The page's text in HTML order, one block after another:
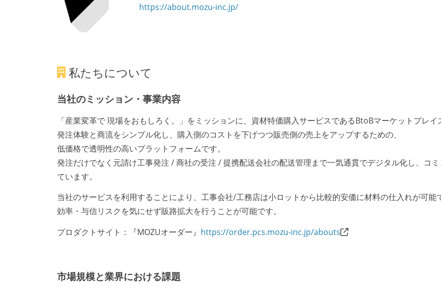
https://about.mozu-inc.jp/
私たちについて
当社のミッション・事業内容
「産業変革で 現場をおもしろく。」をミッションに、資材特価購入サービスであるBtoBマーケットプレイ
発注体験と商流をシンプル化し、購入側のコストを下げつつ販売側の売上をアップするための、
低価格で透明性の高いプラットフォームです。
発注だけでなく元請け工事発注 / 商社の受注 / 提携配送会社の配送管理まで一気通貫でデジタル化し、コ
ています。
当社のサービスを利用することにより、工事会社/工務店は小ロットから比較的安価に材料の仕入れが可
効率・与信リスクを気にせず販路拡大を行うことが可能です。
プロダクトサイト：『MOZUオーダー』 https://order.pcs.mozu-inc.jp/abouts
市場規模と業界における課題